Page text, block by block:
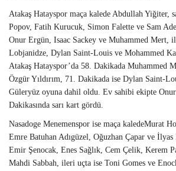
Atakaş Hatayspor maça kalede Abdullah Yiğiter,
Popov, Fatih Kurucuk, Simon Falette ve Sam
Onur Ergün, Isaac Sackey ve Muhammed Mert,
Lobjanidze, Dylan Saint-Louis ve Mohammed
Atakaş Hatayspor’da 58. Dakikada Muhammed
Özgür Yıldırım, 71. Dakikada ise Dylan Saint-
Güleryüz oyuna dahil oldu. Ev sahibi ekipte
Dakikasında sarı kart gördü.
Nasadoge Menemenspor ise maça kaledeMurat
Emre Batuhan Adıgüzel, Oğuzhan Çapar ve
Emir Şenocak, Enes Sağlık, Cem Çelik, Kerem
Mahdi Sabbah, ileri uçta ise Toni Gomes ve